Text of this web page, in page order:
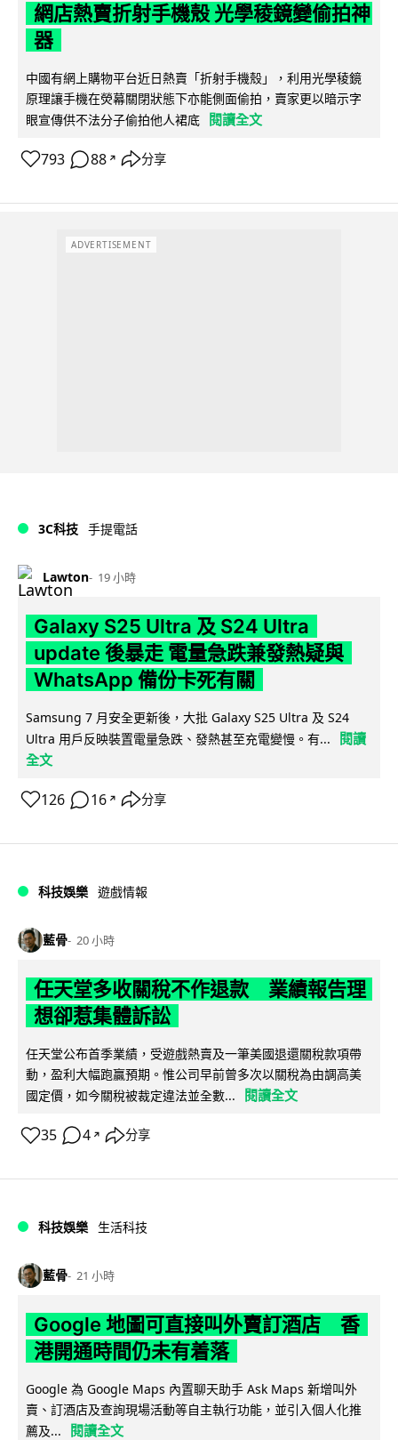
網店熱賣折射手機殼 光學稜鏡變偷拍神
器
中國有網上購物平台近日熱賣「折射手機殼」，利用光學稜鏡
原理讓手機在熒幕關閉狀態下亦能側面偷拍，賣家更以暗示字
眼宣傳供不法分子偷拍他人裙底 閱讀全文
793 88 ↗ 分享
ADVERTISEMENT
3C科技 手提電話
Lawton 19 小時
Galaxy S25 Ultra 及 S24 Ultra
update 後暴走 電量急跌兼發熱疑與
WhatsApp 備份卡死有關
Samsung 7 月安全更新後，大批 Galaxy S25 Ultra 及 S24
Ultra 用戶反映裝置電量急跌、發熱甚至充電變慢。有...
閱讀
全文
126 16 ↗ 分享
科技娛樂 遊戲情報
藍骨 20 小時
任天堂多收關稅不作退款 業績報告理
想卻惹集體訴訟
任天堂公布首季業績，受遊戲熱賣及一筆美國退還關稅款項帶
動，盈利大幅跑贏預期。惟公司早前曾多次以關稅為由調高美
國定價，如今關稅被裁定違法並全數...
閱讀全文
35 4 ↗ 分享
科技娛樂 生活科技
藍骨 21 小時
Google 地圖可直接叫外賣訂酒店 香
港開通時間仍未有着落
Google 為 Google Maps 內置聊天助手 Ask Maps 新增叫外
賣、訂酒店及查詢現場活動等自主執行功能，並引入個人化推
薦及...
閱讀全文